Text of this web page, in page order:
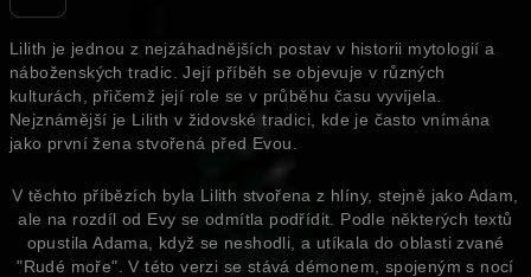
Lilith je jednou z nejzáhadnějších postav v historii mytologií a
náboženských tradic. Její příběh se objevuje v různých
kulturách, přičemž její role se v průběhu času vyvíjela.
Nejznámější je Lilith v židovské tradici, kde je často vnímána
jako první žena stvořená před Evou.
V těchto příbězích byla Lilith stvořena z hlíny, stejně jako Adam,
ale na rozdíl od Evy se odmítla podřídit. Podle některých textů
opustila Adama, když se neshodli, a utíkala do oblasti zvané
"Rudé moře". V této verzi se stává démonem, spojeným s nocí